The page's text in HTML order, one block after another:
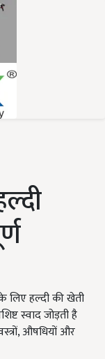
लिए हल्दी की खेती
स्वाद जोड़ती है
औषधियों और